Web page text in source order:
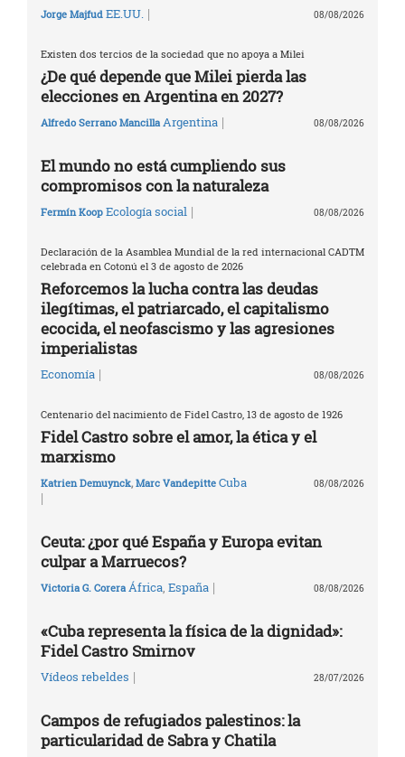
Jorge Majfud EE.UU. | 08/08/2026
Existen dos tercios de la sociedad que no apoya a Milei
¿De qué depende que Milei pierda las
elecciones en Argentina en 2027?
Alfredo Serrano Mancilla Argentina | 08/08/2026
El mundo no está cumpliendo sus
compromisos con la naturaleza
Fermín Koop Ecología social | 08/08/2026
Declaración de la Asamblea Mundial de la red internacional CADTM
celebrada en Cotonú el 3 de agosto de 2026
Reforcemos la lucha contra las deudas
ilegítimas, el patriarcado, el capitalismo
ecocida, el neofascismo y las agresiones
imperialistas
Economía | 08/08/2026
Centenario del nacimiento de Fidel Castro, 13 de agosto de 1926
Fidel Castro sobre el amor, la ética y el
marxismo
Katrien Demuynck, Marc Vandepitte Cuba
|
08/08/2026
Ceuta: ¿por qué España y Europa evitan
culpar a Marruecos?
Victoria G. Corera África, España | 08/08/2026
«Cuba representa la física de la dignidad»:
Fidel Castro Smirnov
Vídeos rebeldes | 28/07/2026
Campos de refugiados palestinos: la
particularidad de Sabra y Chatila